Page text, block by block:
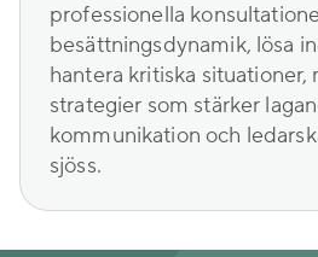
professionella
besättningsdynamik, lösa
hantera kritiska situationer,
strategier som stärker
kommunikation och
sjöss.